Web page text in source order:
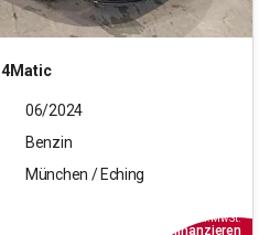
4Matic
06/2024
Benzin
München / Eching
inkl.MwSt.
finanzieren